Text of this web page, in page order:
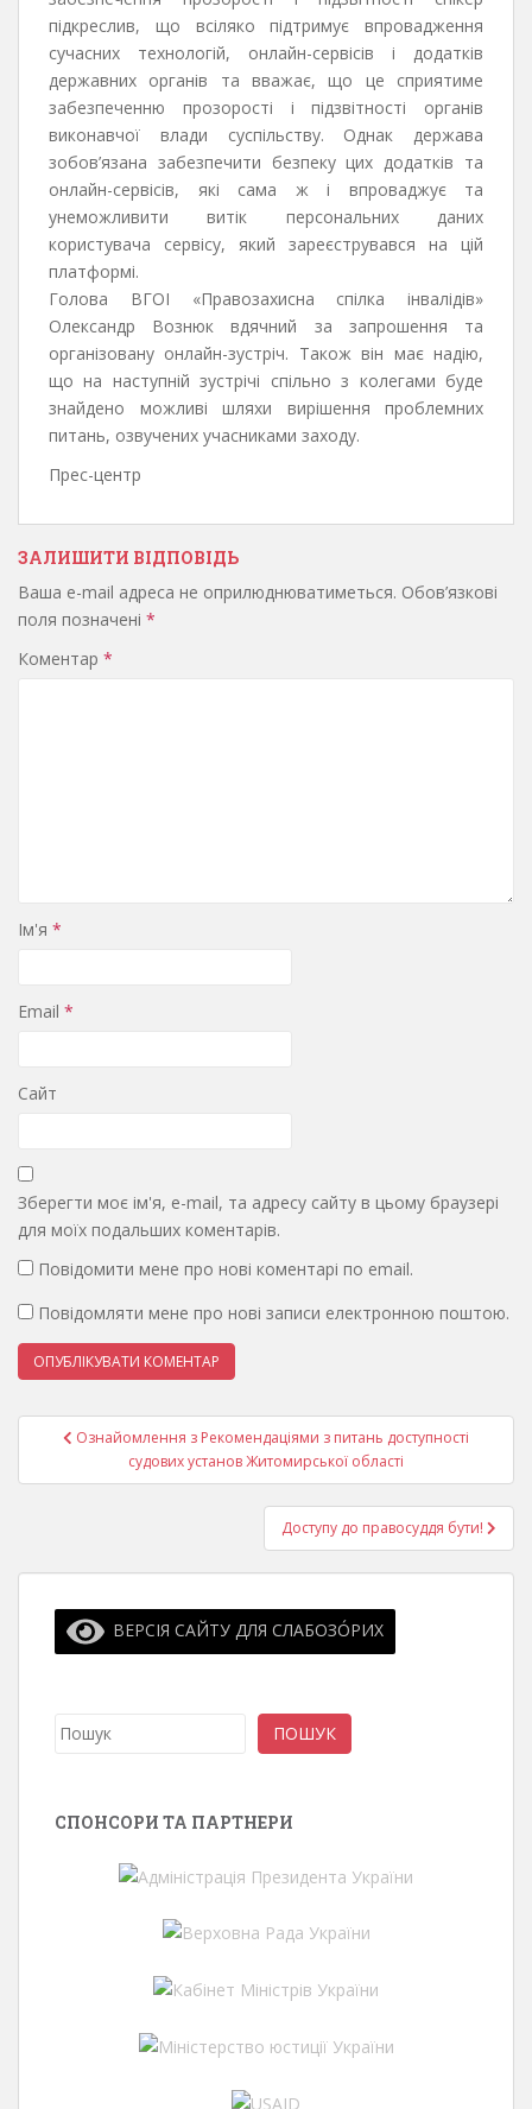
підкреслив, що всіляко підтримує впровадження
сучасних технологій, онлайн-сервісів і додатків
державних органів та вважає, що це сприятиме
забезпеченню прозорості і підзвітності органів
виконавчої влади суспільству. Однак держава
зобов’язана забезпечити безпеку цих додатків та
онлайн-сервісів, які сама ж і впроваджує та
унеможливити витік персональних даних
користувача сервісу, який зареєструвався на цій
платформі.
Голова ВГОІ «Правозахисна спілка інвалідів»
Олександр Вознюк вдячний за запрошення та
організовану онлайн-зустріч. Також він має надію,
що на наступній зустрічі спільно з колегами буде
знайдено можливі шляхи вирішення проблемних
питань, озвучених учасниками заходу.
Прес-центр
ЗАЛИШИТИ ВІДПОВІДЬ
Ваша e-mail адреса не оприлюднюватиметься. Обов’язкові
поля позначені *
Коментар *
Ім'я *
Email *
Сайт
Зберегти моє ім'я, e-mail, та адресу сайту в цьому браузері
для моїх подальших коментарів.
Повідомити мене про нові коментарі по email.
Повідомляти мене про нові записи електронною поштою.
Навігація
записів
Ознайомлення з Рекомендаціями з питань доступності
судових установ Житомирської області
Доступу до правосуддя бути!
ВЕРСІЯ САЙТУ ДЛЯ СЛАБОЗО́РИХ
Пошук ПОШУК
СПОНСОРИ ТА ПАРТНЕРИ